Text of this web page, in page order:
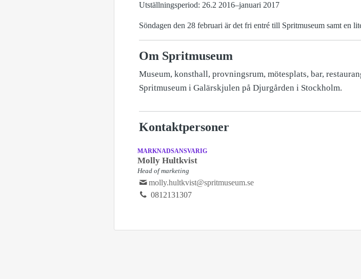
Utställningsperiod: 26.2 2016–januari 2017
Söndagen den 28 februari är det fri entré till Spritmuseum samt en
Om Spritmuseum
Museum, konsthall, provningsrum, mötesplats, bar,
Spritmuseum i Galärskjulen på Djurgården i Stockholm.
Kontaktpersoner
MARKNADSANSVARIG
Molly Hultkvist
Head of marketing
molly.hultkvist@spritmuseum.se
0812131307